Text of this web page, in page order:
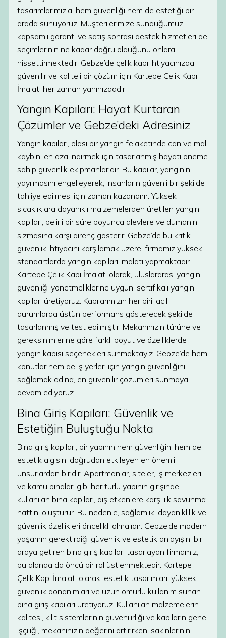
tasarımlarımızla, hem güvenliği hem de estetiği bir
arada sunuyoruz. Müşterilerimize sunduğumuz
kapsamlı garanti ve satış sonrası destek hizmetleri de,
seçimlerinin ne kadar doğru olduğunu onlara
hissettirmektedir. Gebze’de çelik kapı ihtiyacınızda,
güvenilir ve kaliteli bir çözüm için Kartepe Çelik Kapı
İmalatı her zaman yanınızdadır.
Yangın Kapıları: Hayat Kurtaran
Çözümler ve Gebze’deki Adresiniz
Yangın kapıları, olası bir yangın felaketinde can ve mal
kaybını en aza indirmek için tasarlanmış hayati öneme
sahip güvenlik ekipmanlarıdır. Bu kapılar, yangının
yayılmasını engelleyerek, insanların güvenli bir şekilde
tahliye edilmesi için zaman kazandırır. Yüksek
sıcaklıklara dayanıklı malzemelerden üretilen yangın
kapıları, belirli bir süre boyunca alevlere ve dumanın
sızmasına karşı direnç gösterir. Gebze’de bu kritik
güvenlik ihtiyacını karşılamak üzere, firmamız yüksek
standartlarda yangın kapıları imalatı yapmaktadır.
Kartepe Çelik Kapı İmalatı olarak, uluslararası yangın
güvenliği yönetmeliklerine uygun, sertifikalı yangın
kapıları üretiyoruz. Kapılarımızın her biri, acil
durumlarda üstün performans gösterecek şekilde
tasarlanmış ve test edilmiştir. Mekanınızın türüne ve
gereksinimlerine göre farklı boyut ve özelliklerde
yangın kapısı seçenekleri sunmaktayız. Gebze’de hem
konutlar hem de iş yerleri için yangın güvenliğini
sağlamak adına, en güvenilir çözümleri sunmaya
devam ediyoruz.
Bina Giriş Kapıları: Güvenlik ve
Estetiğin Buluştuğu Nokta
Bina giriş kapıları, bir yapının hem güvenliğini hem de
estetik algısını doğrudan etkileyen en önemli
unsurlardan biridir. Apartmanlar, siteler, iş merkezleri
ve kamu binaları gibi her türlü yapının girişinde
kullanılan bina kapıları, dış etkenlere karşı ilk savunma
hattını oluşturur. Bu nedenle, sağlamlık, dayanıklılık ve
güvenlik özellikleri öncelikli olmalıdır. Gebze’de modern
yaşamın gerektirdiği güvenlik ve estetik anlayışını bir
araya getiren bina giriş kapıları tasarlayan firmamız,
bu alanda da öncü bir rol üstlenmektedir. Kartepe
Çelik Kapı İmalatı olarak, estetik tasarımları, yüksek
güvenlik donanımları ve uzun ömürlü kullanım sunan
bina giriş kapıları üretiyoruz. Kullanılan malzemelerin
kalitesi, kilit sistemlerinin güvenilirliği ve kapıların genel
işçiliği, mekanınızın değerini artırırken, sakinlerinin